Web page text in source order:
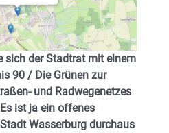
sich der Stadtrat mit einem
90 / Die Grünen zur
und Radwegenetzes
ist ja ein offenes
Wasserburg durchaus